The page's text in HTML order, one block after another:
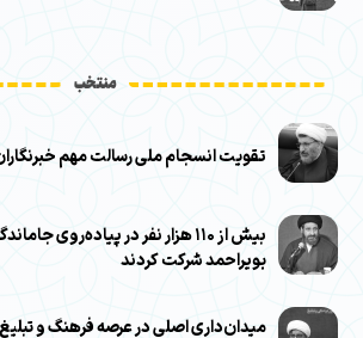
منتخب
تقویت انسجام ملی رسالت مهم
بیش از ۱۱۰ هزار نفر در پیاده‌روی
بویراحمد شرکت کردند
میدان‌داری اصلی در عرصه فرهنگ و